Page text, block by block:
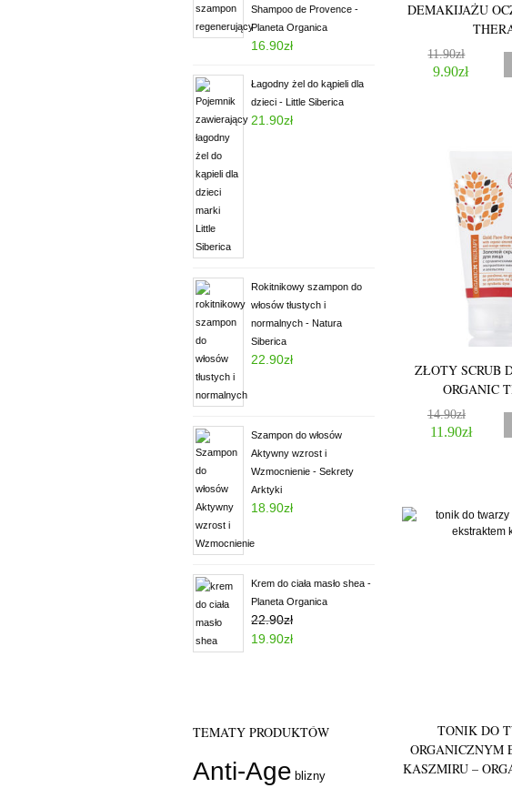
DEMAKIJAŻU
11.90zł
9.90zł
ZŁOTY SCRUB
ORGANIC
14.90zł
11.90zł
TONIK DO
ORGANICZNYM
KASZMIRU –
Shampoo de Provence -
Planeta Organica
16.90zł
Łagodny żel do kąpieli dla
dzieci - Little Siberica
21.90zł
Rokitnikowy szampon do
włosów tłustych i
normalnych - Natura
Siberica
22.90zł
Szampon do włosów
Aktywny wzrost i
Wzmocnienie - Sekrety
Arktyki
18.90zł
Krem do ciała masło shea -
Planeta Organica
22.90zł
19.90zł
TEMATY PRODUKTÓW
Anti-Age blizny